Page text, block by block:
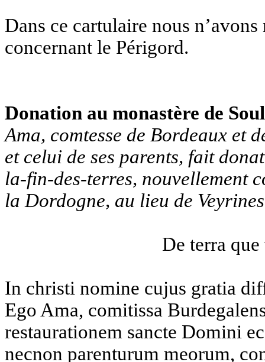
Dans ce cartulaire nous
concernant le Périgord.
Donation au monastère de
Ama, comtesse de Bordeaux et
et celui de ses parents, fait
la-fin-des-terres, nouvellement
la Dordogne, au lieu de
De terra
In christi nomine cujus gratia
Ego Ama, comitissa
restaurationem sancte Domini
necnon parenturum meorum,